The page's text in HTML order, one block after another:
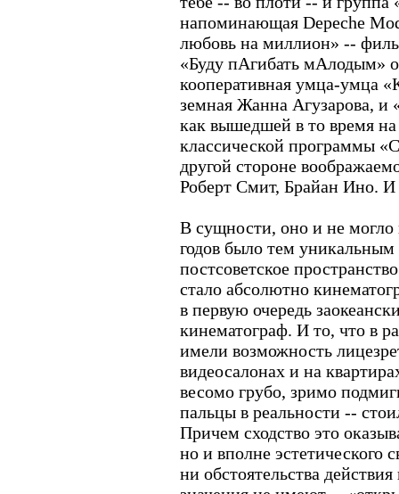
напоминающая Depeche
любовь на миллион» --
«Буду пАгибать мАлодым»
кооперативная умца-умца
земная Жанна Агузарова, и
как вышедшей в то время
классической программы
другой стороне
Роберт Смит, Брайан Ино. И
В сущности, оно и не могло
годов было тем уникальным
постсоветское
стало абсолютно
в первую очередь
кинематограф. И то, что в
имели возможность
видеосалонах и на
весомо грубо, зримо
пальцы в реальности --
Причем сходство это
но и вполне эстетического
ни обстоятельства